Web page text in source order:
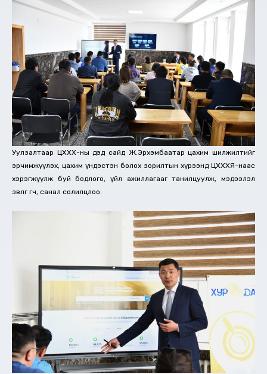
Уулзалтаар ЦХХХ-ны дэд сайд Ж.Эрхэмбаатар цахим шилжилтийг
эрчимжүүлэх, цахим үндэстэн болох зорилтын хүрээнд ЦХХХЯ-наас
хэрэгжүүлж буй бодлого, үйл ажиллагааг танилцуулж, мэдээлэл
зөвлөгөө өгч, санал солилцлоо.